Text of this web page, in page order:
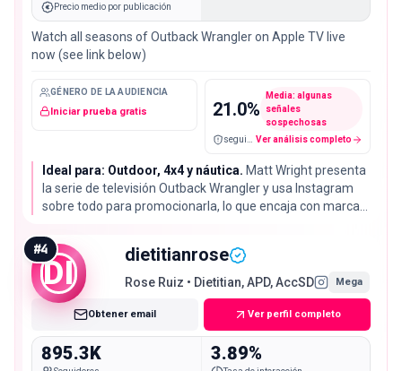
Precio medio por publicación
Watch all seasons of Outback Wrangler on Apple TV live
now (see link below)
GÉNERO DE LA AUDIENCIA
Iniciar prueba gratis 21.0%
Media: algunas
señales
sospechosas
seguidores falsos / cuentas sospechosas Ver análisis completo
Ideal para: Outdoor, 4x4 y náutica. Matt Wright presenta
la serie de televisión Outback Wrangler y usa Instagram
sobre todo para promocionarla, lo que encaja con marcas
0.79% es la más baja de la lista, aquí se compra audiencia
y no conversación.
DI
#4 dietitianrose
Rose Ruiz • Dietitian, APD, AccSD Mega
Obtener email Ver perfil completo
895.3K 3.89%